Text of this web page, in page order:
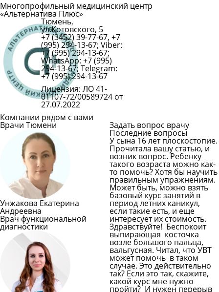
Многопрофильный медицинский центр
«Альтернатива Плюс»
Тюмень,
ул.Котовского, 5
+7 (3452) 39-77-67, +7
(995) 294-13-67; Viber:
+7 (995) 294-13-67;
WhatsApp: +7 (995)
294-13-67; Telegram:
+7 (995) 294-13-67
Лицензия: ЛО 41-
01107-72/00589724 от
27.07.2022
Компании рядом с вами
Врачи Тюмени
Унжакова Екатерина
Андреевна
Врач функциональной
диагностики
Задать вопрос врачу
Последние вопросы
У сына 16 лет плоскостопие.
Прочитала вашу статью, и
возник вопрос. Ребенку
такого возраста можно как-
то помочь? Хотя бы научить
правильным упражнениям.
Может быть, можно взять
базовый курс занятий в
период летних каникул,
если такие есть, и еще
интересует их стоимость.
Здравствуйте! Беспокоит
выпирающая косточка
возле большого пальца,
вальгусная. Читал, что УВТ
может помочь в таком
случае. Это действительно
так? Если это так, скажите,
какой курс мне нужно
пройти? И нужен перерыв